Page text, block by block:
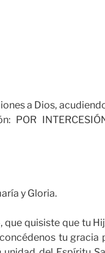
a Dios,
POR
y Gloria.
quisiste que tu
tu